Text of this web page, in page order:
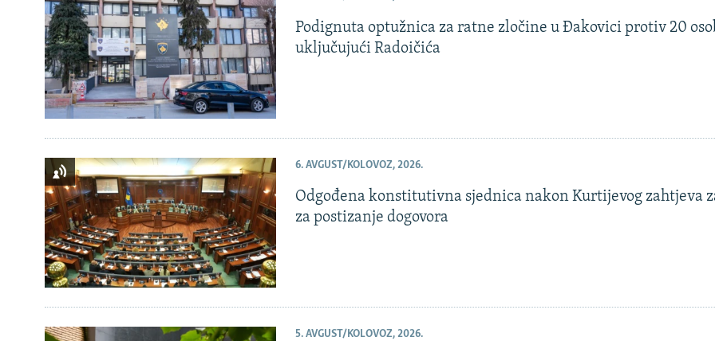
Podignuta optužnica za ratne zločine u Đakovici protiv 20
uključujući Radoičića
6. AVGUST/KOLOVOZ, 2026.
Odgođena konstitutivna sjednica nakon Kurtijevog zahtjeva
za postizanje dogovora
5. AVGUST/KOLOVOZ, 2026.